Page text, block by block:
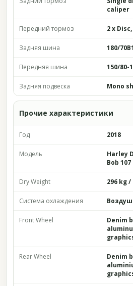
caliper
Передний тормоз 2 x
Задняя шина 180/
Передняя шина 150/80-
Задняя подвеска Mono
Прочие характеристики
Год 2018
Модель
Harley
Bob 107
Dry Weight 296 kg /
Система охлаждения
Front Wheel
Denim
Rear Wheel
Denim